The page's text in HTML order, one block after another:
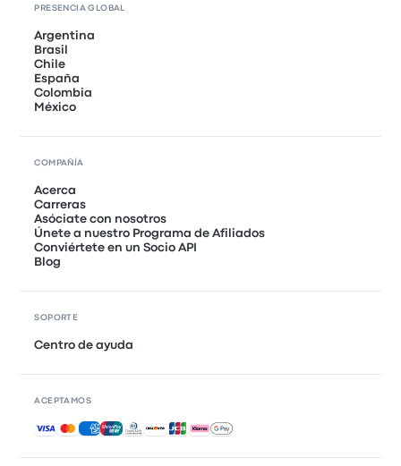
PRESENCIA GLOBAL
Argentina
Brasil
Chile
España
Colombia
México
COMPAÑÍA
Acerca
Carreras
Asóciate con nosotros
Únete a nuestro Programa de Afiliados
Conviértete en un Socio API
Blog
SOPORTE
Centro de ayuda
ACEPTAMOS
Pagos aceptados